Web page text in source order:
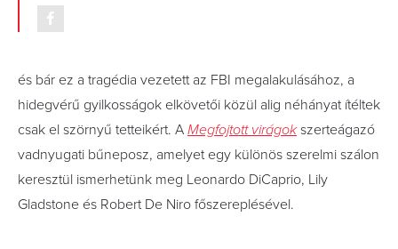
és bár ez a tragédia vezetett az FBI megalakulásához, a
hidegvérű gyilkosságok elkövetői közül alig néhányat ítéltek
csak el szörnyű tetteikért. A Megfojtott virágokszerteágazó
vadnyugati bűneposz, amelyet egy különös szerelmi szálon
keresztül ismerhetünk meg Leonardo DiCaprio, Lily
Gladstone és Robert De Niro főszereplésével.